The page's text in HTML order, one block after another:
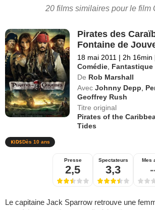
20 films similaires pour le film
Pirates des
Fontaine de
18 mai 2011 | 2h 16min
Comédie Fantastique
De Rob Marshall
Avec Johnny Depp
Geoffrey Rush
Titre original
Pirates of the
Tides
Dès 10 ans
Presse
2,5
Spectateurs
3,3
Mes
Le capitaine Jack Sparrow retrouve une